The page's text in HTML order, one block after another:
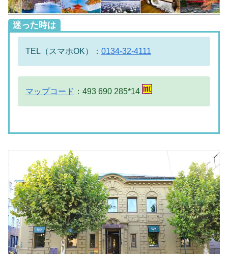
迷った時は
TEL（スマホOK）： 0134-32-4111
マップコード ：493 690 285*14